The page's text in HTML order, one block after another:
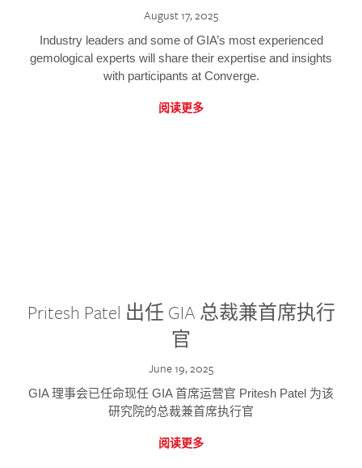
August 17, 2025
Industry leaders and some of GIA’s most experienced
gemological experts will share their expertise and insights
with participants at Converge.
阅读更多
Pritesh Patel 出任 GIA 总裁兼首席执行
官
June 19, 2025
GIA 理事会已任命现任 GIA 首席运营官 Pritesh Patel 为该
研究院的总裁兼首席执行官
阅读更多